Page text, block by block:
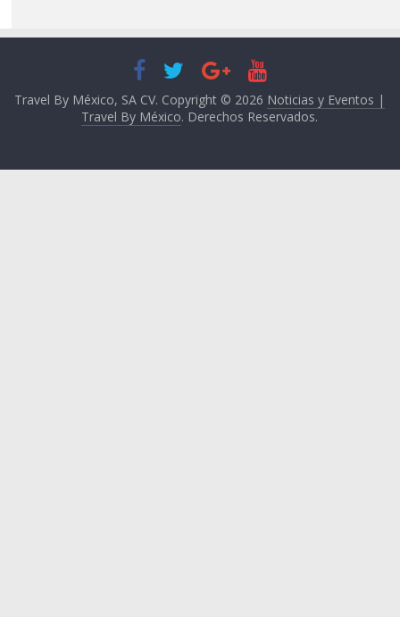
Travel By México, SA CV. Copyright © 2026 Noticias y Eventos |
Travel By México. Derechos Reservados.